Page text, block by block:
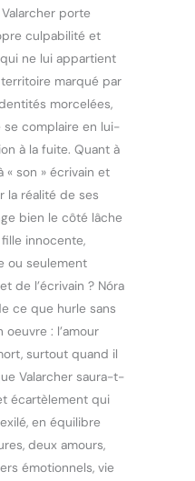
porte
culpabilité et
ne lui appartient
marqué par
morcelées,
complaire en lui-
à la fuite. Quant à
« son » écrivain et
la réalité de ses
bien le côté lâche
fille innocente,
ou seulement
de l’écrivain ? Nóra
ce que hurle sans
oeuvre : l’amour
surtout quand il
Valarcher saura-t-
écartèlement qui
en équilibre
deux amours,
émotionnels, vie